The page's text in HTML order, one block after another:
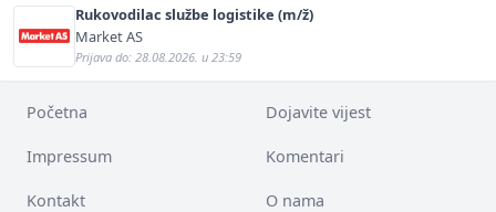
Rukovodilac službe logistike (m/ž)
Market AS
Prijava do: 28.08.2026. u 23:59
Početna Dojavite vijest
Impressum Komentari
Kontakt O nama